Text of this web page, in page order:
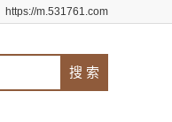
https://m.531761.com